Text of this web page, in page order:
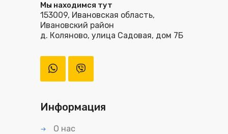
Мы находимся тут
153009, Ивановская область,
Ивановский район
д. Коляново, улица Садовая, дом 7Б
Информация
О нас